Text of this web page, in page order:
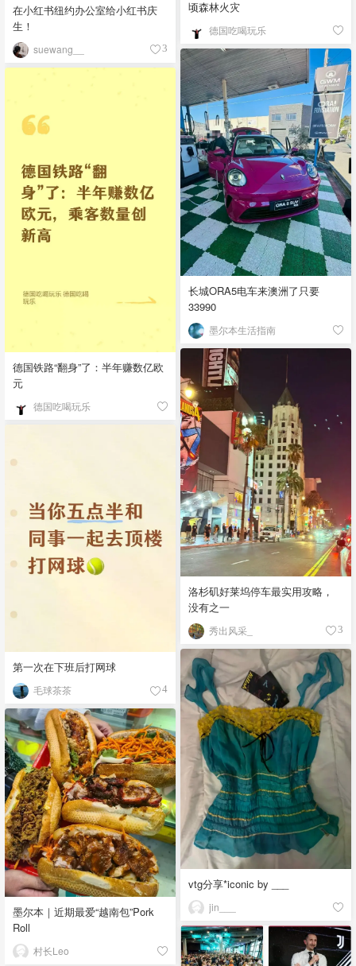
顷森林火灾
德国吃喝玩乐
在小红书纽约办公室给小红书庆
生！
suewang__ 3
长城ORA5电车来澳洲了只要
33990
墨尔本生活指南
德国铁路“翻身”了：半年赚数亿欧
元
德国吃喝玩乐
洛杉矶好莱坞停车最实用攻略，
没有之一
秀出风采_ 3
第一次在下班后打网球
毛球茶茶 4
vtg分享*iconic by ___
jin___
墨尔本｜近期最爱“越南包”Pork
Roll
村长Leo